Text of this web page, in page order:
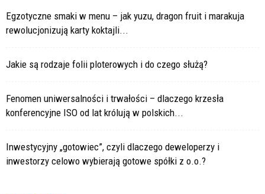
Egzotyczne smaki w menu – jak yuzu, dragon fruit i marakuja
rewolucjonizują karty koktajli...
Jakie są rodzaje folii ploterowych i do czego służą?
Fenomen uniwersalności i trwałości – dlaczego krzesła
konferencyjne ISO od lat królują w polskich...
Inwestycyjny „gotowiec”, czyli dlaczego deweloperzy i
inwestorzy celowo wybierają gotowe spółki z o.o.?